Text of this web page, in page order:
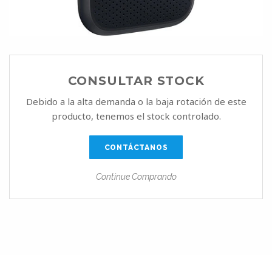
CONSULTAR STOCK
Debido a la alta demanda o la baja rotación de este
producto, tenemos el stock controlado.
CONTÁCTANOS
Continue Comprando